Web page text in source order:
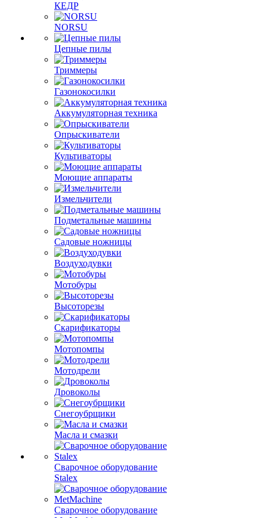
КЕДР
NORSU
Цепные пилы
Триммеры
Газонокосилки
Аккумуляторная техника
Опрыскиватели
Культиваторы
Моющие аппараты
Измельчители
Подметальные машины
Садовые ножницы
Воздуходувки
Мотобуры
Высоторезы
Скарификаторы
Мотопомпы
Мотодрели
Дровоколы
Снегоубрщики
Масла и смазки
Сварочное оборудование
Stalex
Сварочное оборудование
MetMachine